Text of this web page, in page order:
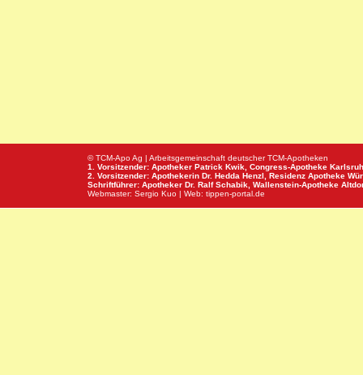
© TCM-Apo Ag | Arbeitsgemeinschaft deutscher TCM-Apotheken
1. Vorsitzender: Apotheker Patrick Kwik, Congress-Apotheke
2. Vorsitzender: Apothekerin Dr. Hedda Henzl, Residenz Apotheke
Schriftführer: Apotheker Dr. Ralf Schabik, Wallenstein-Apotheke
Webmaster: Sergio Kuo | Web: tippen-portal.de